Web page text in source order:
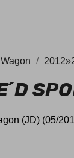
(JD) (05/